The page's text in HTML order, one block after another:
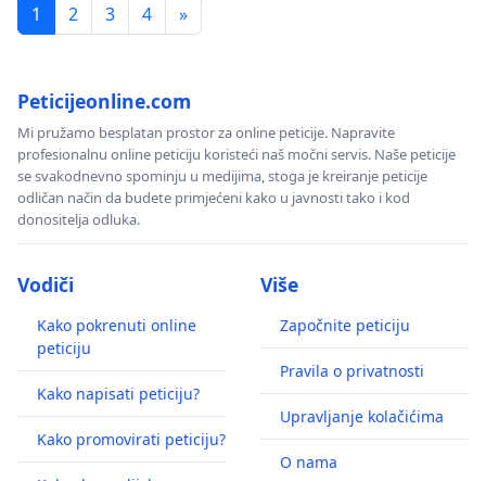
1 2 3 4 »
Peticijeonline.com
Mi pružamo besplatan prostor za online peticije. Napravite
profesionalnu online peticiju koristeći naš močni servis. Naše peticije
se svakodnevno spominju u medijima, stoga je kreiranje peticije
odličan način da budete primjećeni kako u javnosti tako i kod
donositelja odluka.
Vodiči
Kako pokrenuti online
peticiju
Kako napisati peticiju?
Kako promovirati peticiju?
Više
Započnite peticiju
Pravila o privatnosti
Upravljanje kolačićima
O nama